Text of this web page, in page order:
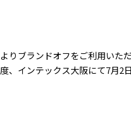
りブランドオフをご利用いた
、インテックス大阪にて7月2